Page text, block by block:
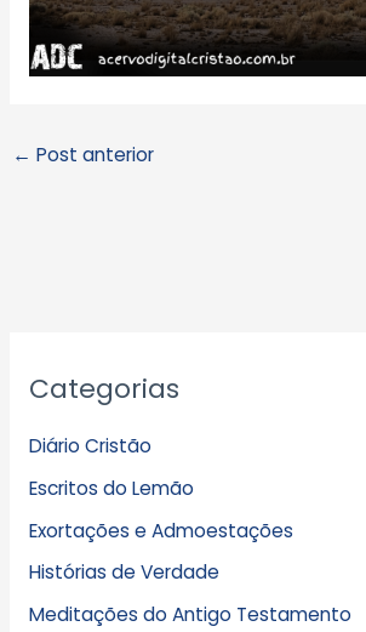
← Post anterior
Categorias
Diário Cristão
Escritos do Lemão
Exortações e Admoestações
Histórias de Verdade
Meditações do Antigo Testamento
r
i
v
o
s